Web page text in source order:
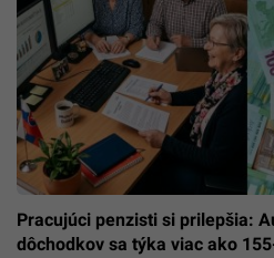
Pracujúci penzisti si prilepšia:
dôchodkov sa týka viac ako